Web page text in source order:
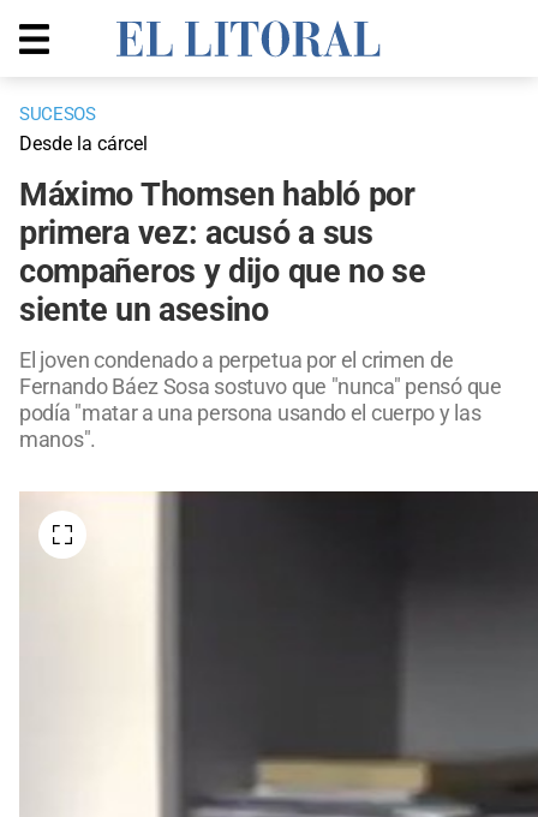
SUCESOS
Desde la cárcel
Máximo Thomsen habló por
primera vez: acusó a sus
compañeros y dijo que no se
siente un asesino
El joven condenado a perpetua por el crimen de
Fernando Báez Sosa sostuvo que "nunca" pensó que
podía "matar a una persona usando el cuerpo y las
manos".